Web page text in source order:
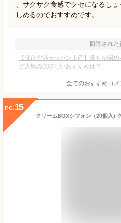
、サクサク食感でクセになるし
しめるのでおすすめです。
回答された
【仙台空港テッパン土産】誰もが認
ど人気の美味しいおすすめは？
全てのおすすめコメ
no. 15